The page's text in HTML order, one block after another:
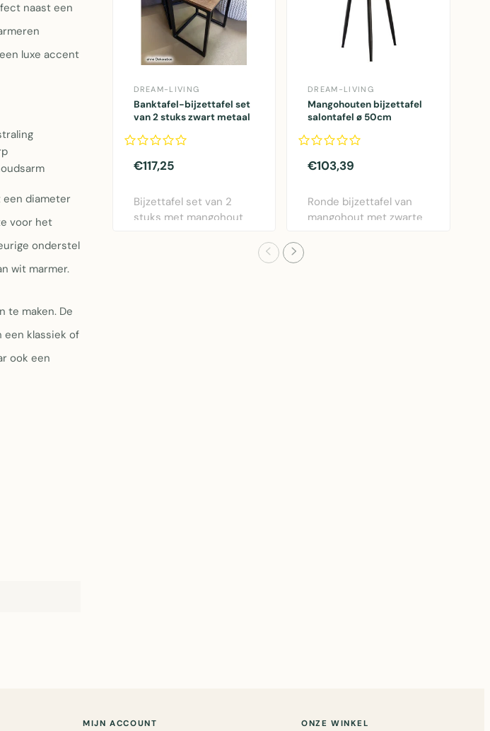
naast een
luxe accent
een diameter
voor het
onderstel
wit marmer.
te maken. De
een klassiek of
ook een
DREAM-LIVING
Banktafel-bijzettafel set
van 2 stuks zwart metaal
€117,25
Bijzettafel set van 2
stuks met mangohout
DREAM-LIVING
Mangohouten bijzettafel
salontafel ø 50cm
€103,39
Ronde bijzettafel van
mangohout met zwarte
MIJN ACCOUNT ONZE WINKEL